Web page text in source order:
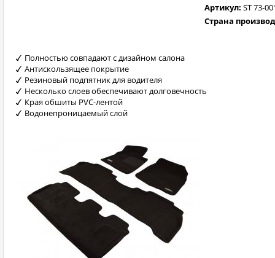
Артикул:ST 73-
Страна
Полностью совпадают с дизайном салона
Антискользящее покрытие
Резиновый подпятник для водителя
Несколько слоев обеспечивают долговечность
Края обшиты PVC-лентой
Водонепроницаемый слой